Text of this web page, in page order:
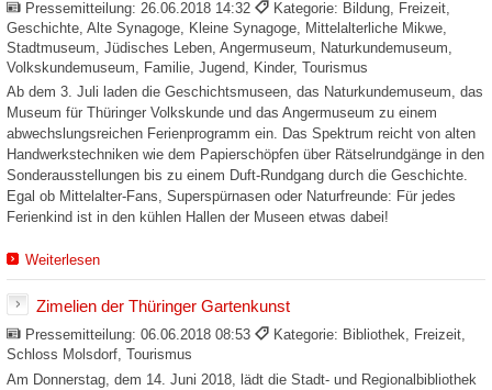
Pressemitteilung: 26.06.2018 14:32
Kategorie: Bildung, Freizeit,
Geschichte, Alte Synagoge, Kleine Synagoge, Mittelalterliche Mikwe,
Stadtmuseum, Jüdisches Leben, Angermuseum, Naturkundemuseum,
Volkskundemuseum, Familie, Jugend, Kinder, Tourismus
Ab dem 3. Juli laden die Geschichtsmuseen, das Naturkundemuseum, das
Museum für Thüringer Volkskunde und das Angermuseum zu einem
abwechslungsreichen Ferienprogramm ein. Das Spektrum reicht von alten
Handwerkstechniken wie dem Papierschöpfen über Rätselrundgänge in den
Sonderausstellungen bis zu einem Duft-Rundgang durch die Geschichte.
Egal ob Mittelalter-Fans, Superspürnasen oder Naturfreunde: Für jedes
Ferienkind ist in den kühlen Hallen der Museen etwas dabei!
Weiterlesen
Zimelien der Thüringer Gartenkunst
Pressemitteilung: 06.06.2018 08:53
Kategorie: Bibliothek, Freizeit,
Schloss Molsdorf, Tourismus
Am Donnerstag, dem 14. Juni 2018, lädt die Stadt- und Regionalbibliothek